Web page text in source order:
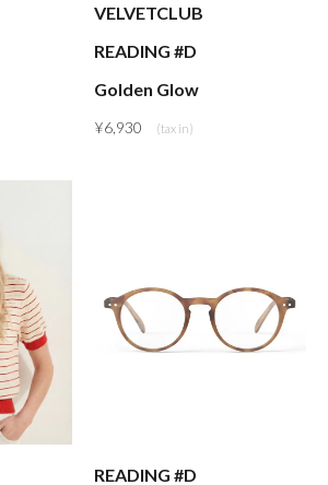
VELVETCLUB
READING #D
Golden Glow
¥6,930
READING #D